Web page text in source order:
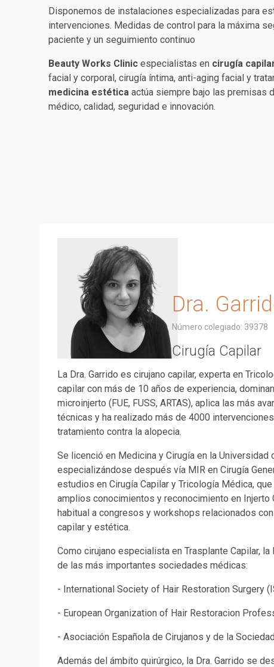
Disponemos de instalaciones especializadas para
intervenciones. Medidas de control para la máxima
paciente y un seguimiento continuo
Beauty Works Clinicespecialistas en cirugía
facial y corporal, cirugía íntima, anti-aging facial y
medicina estéticaactúa siempre bajo las premisas
médico, calidad, seguridad e innovación.
Dra.
Número colegiado: 39378
Cirugía Capilar
La Dra. Garrido es cirujano capilar, experta en
capilar con más de 10 años de experiencia,
microinjerto (FUE, FUSS, ARTAS), aplica las más
técnicas y ha realizado más de 4000
tratamiento contra la alopecia.
Se licenció en Medicina y Cirugía en la Universidad
especializándose después vía MIR en Cirugía
estudios en Cirugía Capilar y Tricología Médica,
amplios conocimientos y reconocimiento en Injerto
habitual a congresos y workshops relacionados
capilar y estética.
Como cirujano especialista en Trasplante Capilar, la
de las más importantes sociedades médicas:
- International Society of Hair Restoration Surgery
- European Organization of Hair Restoracion
- Asociación Española de Cirujanos y de la
Además del ámbito quirúrgico, la Dra. Garrido se